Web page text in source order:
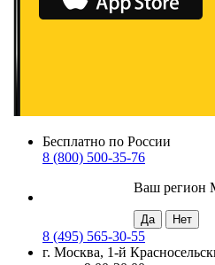
Бесплатно по России
8 (800) 500-35-76
Ваш регион
8 (495) 565-30-55
г. Москва, 1-й